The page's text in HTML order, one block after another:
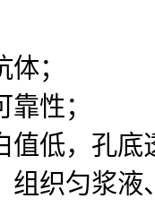
；
性；
值低，孔
组织匀浆